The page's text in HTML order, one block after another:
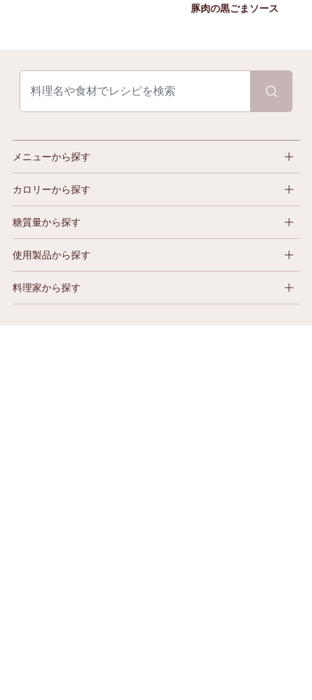
豚肉の黒ごまソース
メニューから探す
カロリーから探す
糖質量から探す
使用製品から探す
料理家から探す